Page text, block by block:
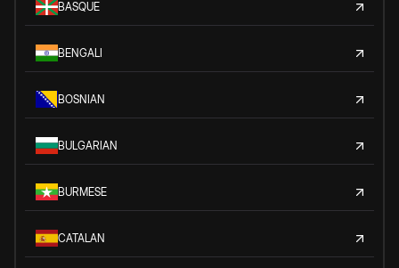
BASQUE
BENGALI
BOSNIAN
BULGARIAN
BURMESE
CATALAN